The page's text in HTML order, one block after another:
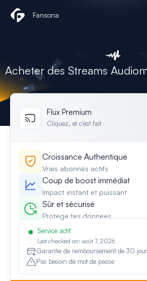
Fansoria
Acheter des Streams
Flux Premium
Cliquez, et c'est fait
Croissance Authentique
Vrais abonnés actifs
Coup de boost immédiat
Impact instant et puissant
Sûr et sécurisé
Protège tes données
Service actif
Last checked on: août 7, 2026
Garantie de remboursement de 30
Pas besoin de mot de passe